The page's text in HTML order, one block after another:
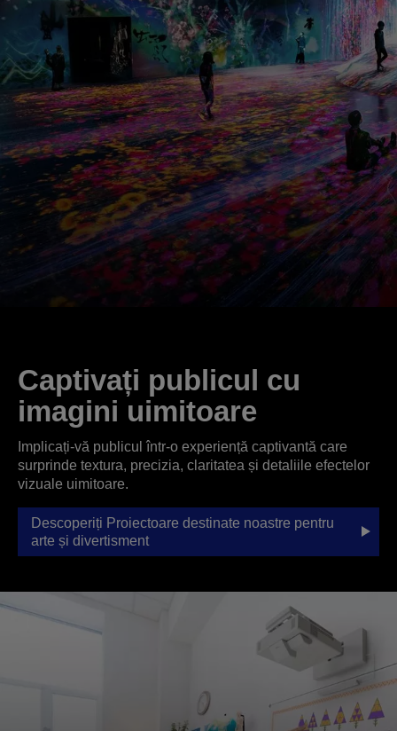
Captivați publicul cu
imagini uimitoare
Implicați-vă publicul într-o experiență captivantă care
surprinde textura, precizia, claritatea și detaliile efectelor
vizuale uimitoare.
Descoperiți Proiectoare destinate noastre pentru
arte și divertisment